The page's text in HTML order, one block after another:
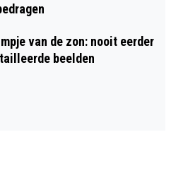
van de zon: nooit eerder
beelden